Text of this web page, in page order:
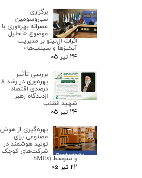
برگزاری
سی‌وسومین
عصرانه بهره‌وری با
موضوع «تحلیل
اثرات ال‌نینو بر مدیریت
آبخیزها و سیلاب‌ها»
۲۴ تیر ۰۵
بررسی تأثیر
بهره‌وری در رشد ۸
درصدی اقتصاد
ازدیدگاه رهبر
شهید انقلاب
۲۴ تیر ۰۵
بهره‌گیری از هوش
مصنوعی برای
تولید هوشمند در
شرکت‌های کوچک
و متوسط (SMEs
۲۲ تیر ۰۵